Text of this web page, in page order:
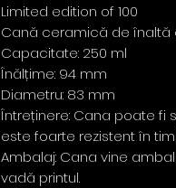
Limited edition of 100
Cană ceramică de înaltă
Capacitate: 250 ml
Înălțime: 94 mm
Diametru: 83 mm
Întreținere: Cana poate fi
este foarte rezistent în
Ambalaj: Cana vine
vadă printul.